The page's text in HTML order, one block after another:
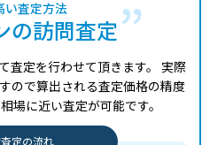
い査定方法
の訪問査定
査定を行わせて頂きます。 実際
ので算出される査定価格の精度
場に近い査定が可能です。
定の流れ